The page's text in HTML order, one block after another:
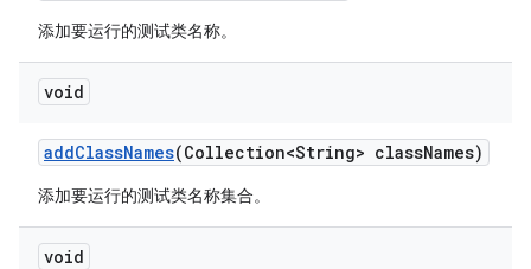
添加要运行的测试类名称。
void
addClassNames(Collection<String> classNames)
添加要运行的测试类名称集合。
void